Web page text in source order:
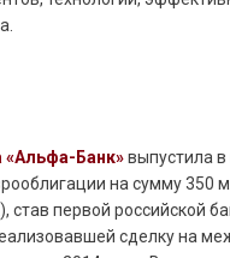
«Альфа-Банк»выпустила
на сумму 350
первой российской
сделку на